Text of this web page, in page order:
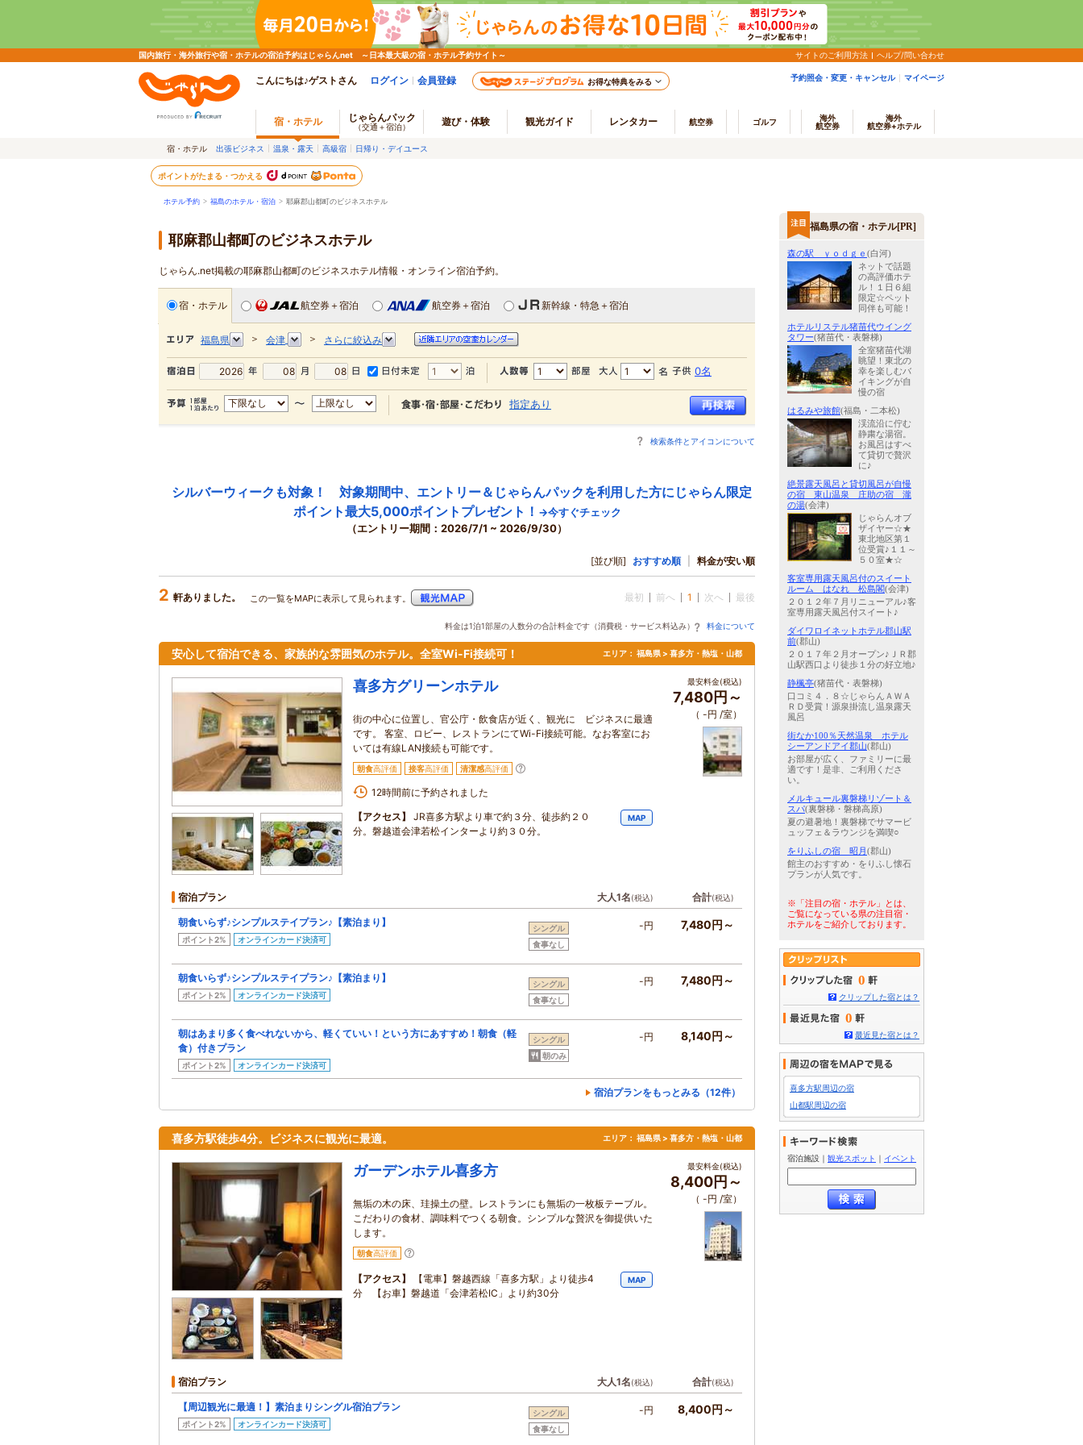
国内旅行・海外旅行や宿・ホテルの宿泊予約はじゃらんnet ～日本最大級の宿・ホテル予約サイト～ サイトのご利用方法 ヘルプ/問い合わせ
こんにちは♪ゲストさん ログイン 会員登録 お得な特典をみる 予約照会・変更・キャンセル マイページ
宿・ホテル じゃらんパック
（交通＋宿泊） 遊び・体験 観光ガイド レンタカー 航空券 ゴルフ
海外
航空券
海外
航空券+ホテル
宿・ホテル 出張ビジネス 温泉・露天 高級宿 日帰り・デイユース
ポイントがたまる・つかえる
ホテル予約 > 福島のホテル・宿泊 > 耶麻郡山都町のビジネスホテル
耶麻郡山都町のビジネスホテル
じゃらん.net掲載の耶麻郡山都町のビジネスホテル情報・オンライン宿泊予約。
宿・ホテル 航空券＋宿泊 航空券＋宿泊 新幹線・特急＋宿泊
福島県 ＞ 会津 ＞ さらに絞込み
0名
指定あり
検索条件とアイコンについて
シルバーウィークも対象！ 対象期間中、エントリー＆じゃらんパックを利用した方にじゃらん限定
ポイント最大5,000ポイントプレゼント！ →今すぐチェック
（エントリー期間：2026/7/1 ~ 2026/9/30）
[並び順] おすすめ順 料金が安い順
2 軒ありました。 この一覧をMAPに表示して見られます。 最初 前へ 1 次へ 最後
料金は1泊1部屋の人数分の合計料金です（消費税・サービス料込み） 料金について
安心して宿泊できる、家族的な雰囲気のホテル。全室Wi-Fi接続可！ エリア： 福島県 > 喜多方・熱塩・山都
喜多方グリーンホテル
街の中心に位置し、官公庁・飲食店が近く、観光に ビジネスに最適
です。 客室、ロビー、レストランにてWi-Fi接続可能。なお客室にお
いては有線LAN接続も可能です。
朝食高評価 接客高評価 清潔感高評価
12時間前に予約されました
【アクセス】
JR喜多方駅より車で約３分、徒歩約２０
分。磐越道会津若松インターより約３０分。
MAP
最安料金(税込)
7,480円～
（ -円 /室）
宿泊プラン 大人1名(税込) 合計(税込)
朝食いらず♪シンプルステイプラン♪【素泊まり】
ポイント2% オンラインカード決済可
シングル
食事なし
-円 7,480円～
朝食いらず♪シンプルステイプラン♪【素泊まり】
ポイント2% オンラインカード決済可
シングル
食事なし
-円 7,480円～
朝はあまり多く食べれないから、軽くていい！という方にあすすめ！朝食（軽
食）付きプラン
ポイント2% オンラインカード決済可
シングル
朝のみ
-円 8,140円～
宿泊プランをもっとみる（12件）
喜多方駅徒歩4分。ビジネスに観光に最適。 エリア： 福島県 > 喜多方・熱塩・山都
ガーデンホテル喜多方
無垢の木の床、珪操土の壁。レストランにも無垢の一枚板テーブル。
こだわりの食材、調味料でつくる朝食。シンプルな贅沢を御提供いた
します。
朝食高評価
【アクセス】
【電車】磐越西線「喜多方駅」より徒歩4
分 【お車】磐越道「会津若松IC」より約30分
MAP
最安料金(税込)
8,400円～
（ -円 /室）
宿泊プラン 大人1名(税込) 合計(税込)
【周辺観光に最適！】素泊まりシングル宿泊プラン
ポイント2% オンラインカード決済可
シングル
食事なし
-円 8,400円～
福島県の宿・ホテル[PR]
森の駅 ｙｏｄｇｅ (白河)
ネットで話題
の高評価ホテ
ル！１日６組
限定☆ペット
同伴も可能！
ホテルリステル猪苗代ウイング
タワー(猪苗代・表磐梯)
全室猪苗代湖
眺望！東北の
幸を楽しむバ
イキングが自
慢の宿
はるみや旅館(福島・二本松)
渓流沿に佇む
静粛な湯宿。
お風呂はすべ
て貸切で贅沢
に♪
絶景露天風呂と貸切風呂が自慢
の宿 東山温泉 庄助の宿 瀧
の湯(会津)
じゃらんオブ
ザイヤー☆★
東北地区第１
位受賞♪１１～
５０室★☆
客室専用露天風呂付のスイート
ルーム はなれ 松島閣(会津)
２０１２年７月リニューアル♪客
室専用露天風呂付スイート♪
ダイワロイネットホテル郡山駅
前(郡山)
２０１７年２月オープン♪ＪＲ郡
山駅西口より徒歩１分の好立地♪
静楓亭(猪苗代・表磐梯)
口コミ４．８☆じゃらんＡＷＡ
ＲＤ受賞！源泉掛流し温泉露天
風呂
街なか100％天然温泉 ホテル
シーアンドアイ郡山(郡山)
お部屋が広く、ファミリーに最
適です！是非、ご利用くださ
い。
メルキュール裏磐梯リゾート＆
スパ(裏磐梯・磐梯高原)
夏の避暑地！裏磐梯でサマービ
ュッフェ＆ラウンジを満喫○
をりふしの宿 昭月(郡山)
館主のおすすめ・をりふし懐石
プランが人気です。
※「注目の宿・ホテル」とは、
ご覧になっている県の注目宿・
ホテルをご紹介しております。
0
クリップした宿とは？
0
最近見た宿とは？
喜多方駅周辺の宿
山都駅周辺の宿
宿泊施設 ｜ 観光スポット ｜ イベント